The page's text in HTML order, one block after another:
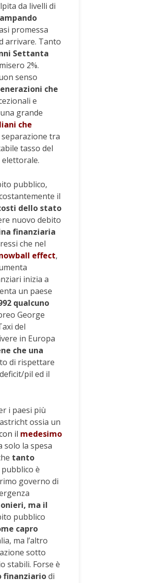
da livelli di
promessa
arrivare. Tanto
Settanta
2%.
senso
che
e
grande
che
tra
tasso del
elettorale.
pubblico,
il
dello stato
nuovo debito
finanziaria
che nel
effect,
inizia a
un paese
qualcuno
George
del
in Europa
che una
di rispettare
pil ed il
i paesi più
ossia un
il medesimo
solo la spesa
tanto
è
governo di
ma il
pubblico
capro
ma l’altro
sotto
stabili. Forse è
finanziariodi